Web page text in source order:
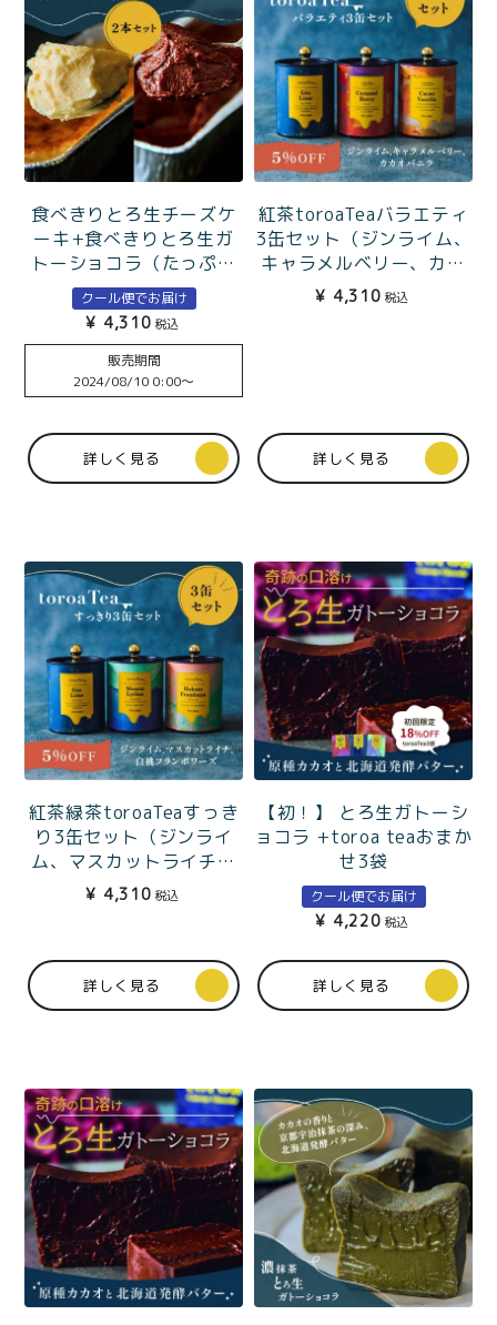
食べきりとろ生チーズケ
ーキ+食べきりとろ生ガ
トーショコラ（たっぷり
1〜2人分）
クール便でお届け
¥ 4,310 税込
販売期間
2024/08/10 0:00〜
詳しく見る
紅茶toroaTeaバラエティ
3缶セット（ジンライム、
キャラメルベリー、カカ
オバニラ）
¥ 4,310 税込
詳しく見る
紅茶緑茶toroaTeaすっき
り3缶セット（ジンライ
ム、マスカットライチ、
白桃フランボワーズ）
¥ 4,310 税込
詳しく見る
【初！】 とろ生ガトーシ
ョコラ +toroa teaおまか
せ3袋
クール便でお届け
¥ 4,220 税込
詳しく見る